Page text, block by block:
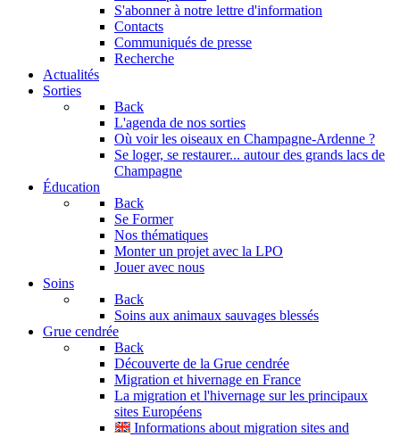
S'abonner à notre lettre d'information
Contacts
Communiqués de presse
Recherche
Actualités
Sorties
Back
L'agenda de nos sorties
Où voir les oiseaux en Champagne-Ardenne ?
Se loger, se restaurer... autour des grands lacs de
Champagne
Éducation
Back
Se Former
Nos thématiques
Monter un projet avec la LPO
Jouer avec nous
Soins
Back
Soins aux animaux sauvages blessés
Grue cendrée
Back
Découverte de la Grue cendrée
Migration et hivernage en France
La migration et l'hivernage sur les principaux
sites Européens
Informations about migration sites and